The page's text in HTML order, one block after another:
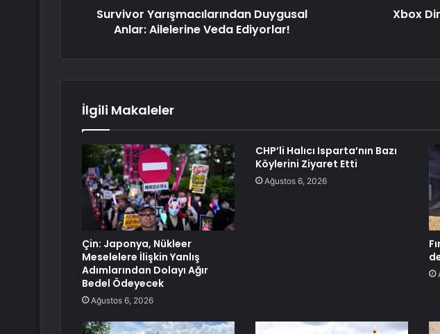
Survivor Yarışmacılarından Duygusal
Anlar: Ailelerine Veda Ediyorlar!
Xbox
İlgili Makaleler
Çin: Japonya, Nükleer
Meselelere İlişkin Yanlış
Adımlarından Dolayı Ağır
Bedel Ödeyecek
Ağustos 6, 2026
CHP’li Halıcı Isparta’nın Bazı
Köylerini Ziyaret Etti
Ağustos 6, 2026